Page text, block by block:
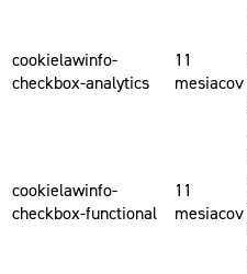
cookielawinfo-
checkbox-analytics
11
mesiacov
cookielawinfo-
checkbox-functional
11
mesiacov